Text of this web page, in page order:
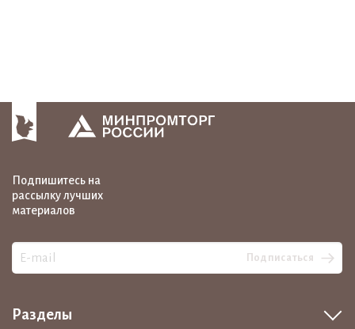
Подпишитесь на
рассылку лучших
материалов
Подписаться
Разделы